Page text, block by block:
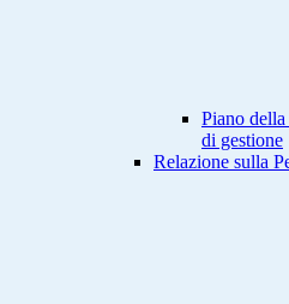
Piano
di gestione
Relazione sulla